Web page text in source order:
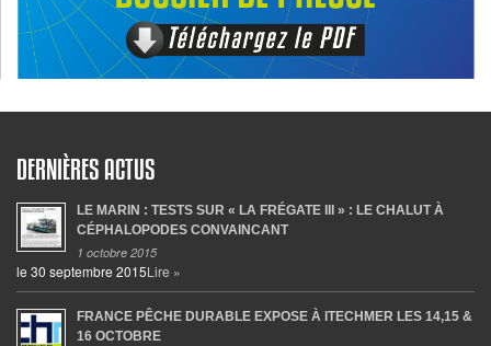
DERNIÈRES ACTUS
LE MARIN : TESTS SUR « LA FRÉGATE III » : LE CHALUT À
CÉPHALOPODES CONVAINCANT
1 octobre 2015
le 30 septembre 2015Lire »
FRANCE PÊCHE DURABLE EXPOSE À ITECHMER LES 14,15 &
16 OCTOBRE